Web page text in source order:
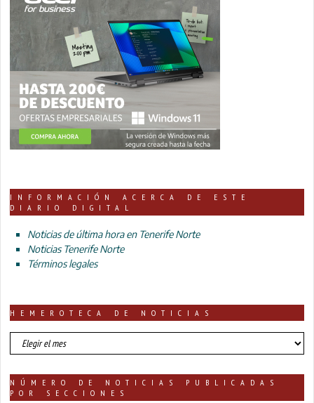
INFORMACIÓN ACERCA DE ESTE
DIARIO DIGITAL
Noticias de última hora en Tenerife Norte
Noticias Tenerife Norte
Términos legales
HEMEROTECA DE NOTICIAS
HEMEROTECA
DE
NÚMERO DE NOTICIAS PUBLICADAS
POR SECCIONES